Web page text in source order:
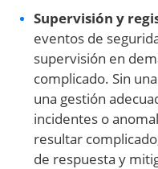
Supervisión y
eventos de
supervisión en
complicado. Sin
una gestión
incidentes o
resultar
de respuesta y